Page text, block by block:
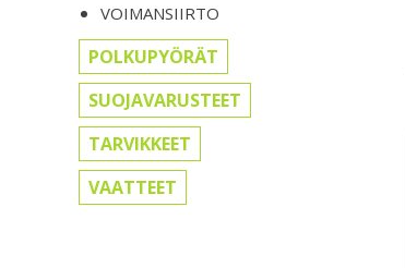
VOIMANSIIRTO
POLKUPYÖRÄT
SUOJAVARUSTEET
TARVIKKEET
VAATTEET